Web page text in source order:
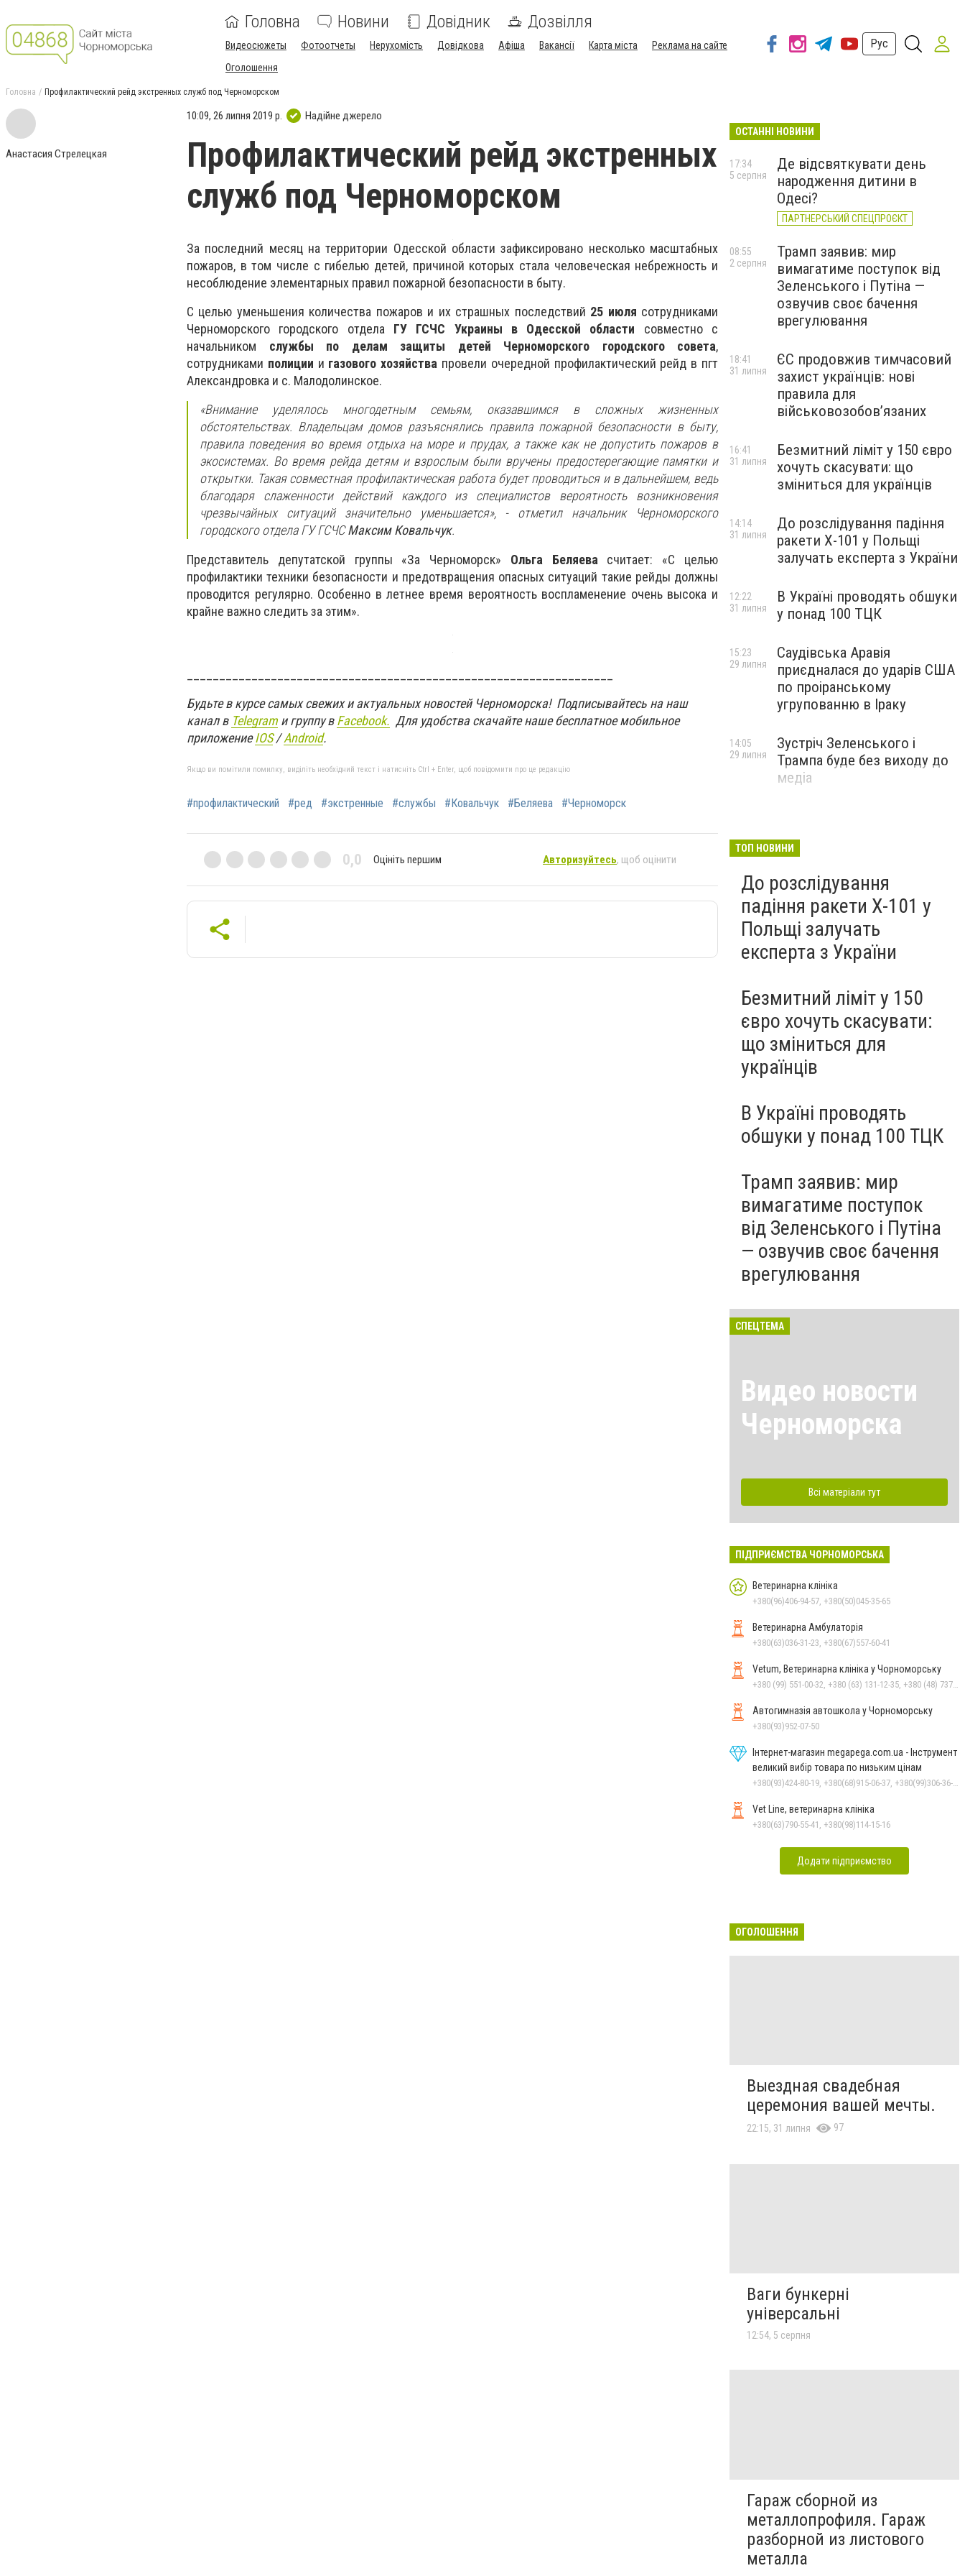
Головна Новини Довідник Дозвілля
Видеосюжеты Фотоотчеты Нерухомість Довідкова Афіша Вакансії Карта міста
Реклама на сайте
Оголошення
Рус
Головна Профилактический рейд экстренных служб под Черноморском
Анастасия Стрелецкая
10:09, 26 липня 2019 р. Надійне джерело
Профилактический рейд экстренных
служб под Черноморском
За последний месяц на территории Одесской области зафиксировано несколько масштабных
пожаров, в том числе с гибелью детей, причиной которых стала человеческая небрежность и
несоблюдение элементарных правил пожарной безопасности в быту.
С целью уменьшения количества пожаров и их страшных последствий 25 июля сотрудниками
Черноморского городского отдела ГУ ГСЧС Украины в Одесской области совместно с
начальником службы по делам защиты детей Черноморского городского совета,
сотрудниками полиции и газового хозяйства провели очередной профилактический рейд в пгт
Александровка и с. Малодолинское.
«Внимание уделялось многодетным семьям, оказавшимся в сложных жизненных
обстоятельствах. Владельцам домов разъяснялись правила пожарной безопасности в быту,
правила поведения во время отдыха на море и прудах, а также как не допустить пожаров в
экосистемах. Во время рейда детям и взрослым были вручены предостерегающие памятки и
открытки. Такая совместная профилактическая работа будет проводиться и в дальнейшем, ведь
благодаря слаженности действий каждого из специалистов вероятность возникновения
чрезвычайных ситуаций значительно уменьшается», - отметил начальник Черноморского
городского отдела ГУ ГСЧСМаксим Ковальчук.
Представитель депутатской группы «За Черноморск» Ольга Беляева считает: «С целью
профилактики техники безопасности и предотвращения опасных ситуаций такие рейды должны
проводится регулярно. Особенно в летнее время вероятность воспламенение очень высока и
крайне важно следить за этим».
Будьте в курсе самых свежих и актуальных новостей Черноморска! Подписывайтесь на наш
канал в Telegram и группу вFacebook. Для удобства скачайте наше бесплатное мобильное
приложениеIOS/Android.
Якщо ви помітили помилку, виділіть необхідний текст і натисніть Ctrl + Enter, щоб повідомити про це редакцію
#профилактический #ред #экстренные #службы #Ковальчук #Беляева #Черноморск
0,0 Оцініть першим Авторизуйтесь, щоб оцінити
ОСТАННІ НОВИНИ
Де відсвяткувати день
народження дитини в
Одесі?
ПАРТНЕРСЬКИЙ СПЕЦПРОЄКТ
17:34
5 серпня
Трамп заявив: мир
вимагатиме поступок від
Зеленського і Путіна —
озвучив своє бачення
врегулювання
08:55
2 серпня
ЄС продовжив тимчасовий
захист українців: нові
правила для
військовозобов’язаних
18:41
31 липня
Безмитний ліміт у 150 євро
хочуть скасувати: що
зміниться для українців
16:41
31 липня
До розслідування падіння
ракети Х-101 у Польщі
залучать експерта з України
14:14
31 липня
В Україні проводять обшуки
у понад 100 ТЦК
12:22
31 липня
Саудівська Аравія
приєдналася до ударів США
по проіранському
угрупованню в Іраку
15:23
29 липня
Зустріч Зеленського і
Трампа буде без виходу до
медіа
14:05
29 липня
ТОП НОВИНИ
До розслідування
падіння ракети Х-101 у
Польщі залучать
експерта з України
Безмитний ліміт у 150
євро хочуть скасувати:
що зміниться для
українців
В Україні проводять
обшуки у понад 100 ТЦК
Трамп заявив: мир
вимагатиме поступок
від Зеленського і Путіна
— озвучив своє бачення
врегулювання
СПЕЦТЕМА
Видео новости
Черноморска
Всі матеріали тут
ПІДПРИЄМСТВА ЧОРНОМОРСЬКА
Ветеринарна клініка
+380(96)406-94-57, +380(50)045-35-65
Ветеринарна Амбулаторія
+380(63)036-31-23, +380(67)557-60-41
Vetum, Ветеринарна клініка у Чорноморську
Автогимназія автошкола у Чорноморську
+380(93)952-07-50
Інтернет-магазин megapega.com.ua - Інструмент
великий вибір товара по низьким цінам
Vet Line, ветеринарна клініка
+380(63)790-55-41, +380(98)114-15-16
Додати підприємство
ОГОЛОШЕННЯ
Выездная свадебная
церемония вашей мечты.
22:15, 31 липня 97
Ваги бункерні
універсальні
12:54, 5 серпня
Гараж сборной из
металлопрофиля. Гараж
разборной из листового
металла